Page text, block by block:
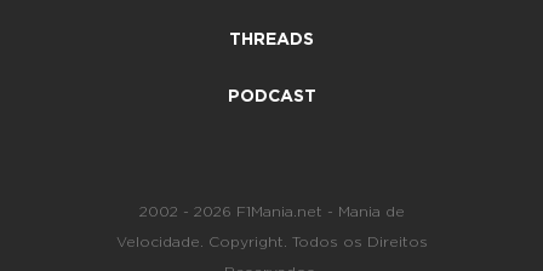
THREADS
PODCAST
2002 - 2026 F1Mania.net - Mania de
Velocidade. Copyright. Todos os Direitos